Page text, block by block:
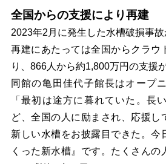
全国からの支援により再建
2023年2月に発生した水槽破損事故
再建にあたっては全国からクラウ
り、866人から約1,800万円の支援
同館の亀田佳代子館長はオープ
「最初は途方に暮れていた。長
ど、全国の人に励まされ、応援し
新しい水槽をお披露目できた。今
くった新水槽』です。たくさんの